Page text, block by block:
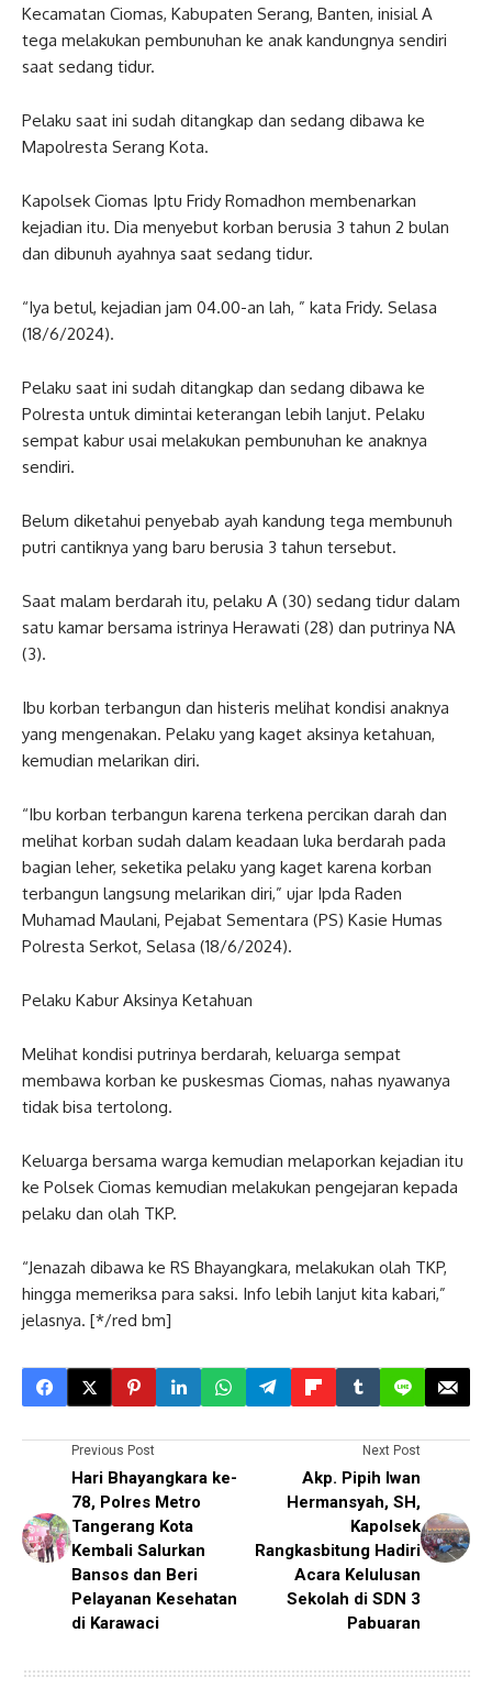
Kecamatan Ciomas, Kabupaten Serang, Banten, inisial A
tega melakukan pembunuhan ke anak kandungnya sendiri
saat sedang tidur.
Pelaku saat ini sudah ditangkap dan sedang dibawa ke
Mapolresta Serang Kota.
Kapolsek Ciomas Iptu Fridy Romadhon membenarkan
kejadian itu. Dia menyebut korban berusia 3 tahun 2 bulan
dan dibunuh ayahnya saat sedang tidur.
“Iya betul, kejadian jam 04.00-an lah, ” kata Fridy. Selasa
(18/6/2024).
Pelaku saat ini sudah ditangkap dan sedang dibawa ke
Polresta untuk dimintai keterangan lebih lanjut. Pelaku
sempat kabur usai melakukan pembunuhan ke anaknya
sendiri.
Belum diketahui penyebab ayah kandung tega membunuh
putri cantiknya yang baru berusia 3 tahun tersebut.
Saat malam berdarah itu, pelaku A (30) sedang tidur dalam
satu kamar bersama istrinya Herawati (28) dan putrinya NA
(3).
Ibu korban terbangun dan histeris melihat kondisi anaknya
yang mengenakan. Pelaku yang kaget aksinya ketahuan,
kemudian melarikan diri.
“Ibu korban terbangun karena terkena percikan darah dan
melihat korban sudah dalam keadaan luka berdarah pada
bagian leher, seketika pelaku yang kaget karena korban
terbangun langsung melarikan diri,” ujar Ipda Raden
Muhamad Maulani, Pejabat Sementara (PS) Kasie Humas
Polresta Serkot, Selasa (18/6/2024).
Pelaku Kabur Aksinya Ketahuan
Melihat kondisi putrinya berdarah, keluarga sempat
membawa korban ke puskesmas Ciomas, nahas nyawanya
tidak bisa tertolong.
Keluarga bersama warga kemudian melaporkan kejadian itu
ke Polsek Ciomas kemudian melakukan pengejaran kepada
pelaku dan olah TKP.
“Jenazah dibawa ke RS Bhayangkara, melakukan olah TKP,
hingga memeriksa para saksi. Info lebih lanjut kita kabari,”
jelasnya. [*/red bm]
Previous Post
Hari Bhayangkara ke-
78, Polres Metro
Tangerang Kota
Kembali Salurkan
Bansos dan Beri
Pelayanan Kesehatan
di Karawaci
Next Post
Akp. Pipih Iwan
Hermansyah, SH,
Kapolsek
Rangkasbitung Hadiri
Acara Kelulusan
Sekolah di SDN 3
Pabuaran